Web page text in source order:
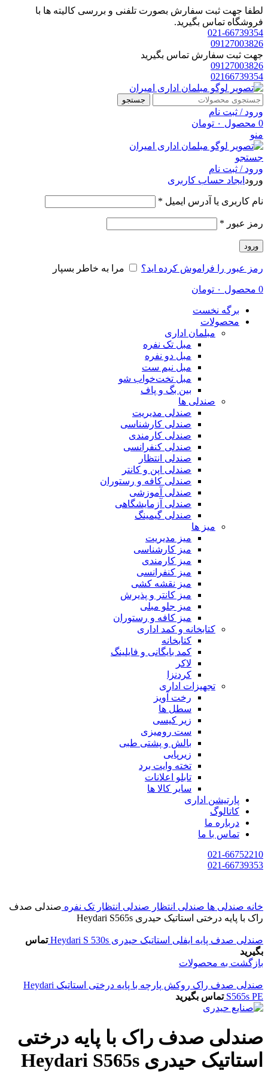
لطفا جهت ثبت سفارش بصورت تلفنی و بررسی کالیته ها با
فروشگاه تماس بگیرید.
021-66739354
09127003826
جهت ثبت سفارش تماس بگیرید
09127003826
02166739354
جستجو
ورود / ثبت نام
0 محصول ۰ تومان
منو
جستجو
ورود / ثبت نام
ورود ایجاد حساب کاربری
نام کاربری یا آدرس ایمیل *
رمز عبور *
ورود
رمز عبور را فراموش کرده اید؟ مرا به خاطر بسپار
0 محصول ۰ تومان
برگه نخست
محصولات
مبلمان اداری
مبل تک نفره
مبل دو نفره
مبل نیم ست
مبل تخت‌خواب شو
بین بگ و پاف
صندلی ها
صندلی مدیریت
صندلی کارشناسی
صندلی کارمندی
صندلی کنفرانسی
صندلی انتظار
صندلی اپن و کانتر
صندلی کافه و رستوران
صندلی آموزشی
صندلی آزمایشگاهی
صندلی گیمینگ
میز ها
میز مدیریت
میز کارشناسی
میز کارمندی
میز کنفرانسی
میز نقشه کشی
میز کانتر و پذیرش
میز جلو مبلی
میز کافه و رستوران
کتابخانه و کمد اداری
کتابخانه
کمد بایگانی و فایلینگ
لاکر
کردنزا
تجهیزات اداری
رخت آویز
سطل ها
زیر کیسی
ست رومیزی
بالش و پشتی طبی
زیرپایی
تخته وایت برد
تابلو اعلانات
سایر کالا ها
پارتیشن اداری
کاتالوگ
درباره ما
تماس با ما
021-66752210
021-66739353
خانه صندلی ها صندلی انتظار صندلی انتظار تک نفره صندلی صدف
راک با پایه درختی استاتیک حیدری Heydari S565s
صندلی صدف پایه ایفلی استاتیک حیدری Heydari S 530s
تماس
بگیرید
بازگشت به محصولات
صندلی صدف راک روکش پارچه با پایه درختی استاتیک Heydari
S565s PE تماس بگیرید
صندلی صدف راک با پایه درختی
استاتیک حیدری Heydari S565s